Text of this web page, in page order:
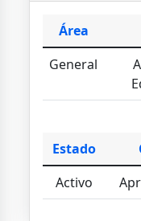
Área
General
Estado
Activo